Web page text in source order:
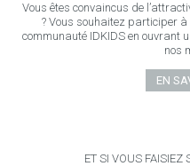
Vous êtes convaincus de
? Vous souhaitez participer à
communauté IDKIDS en ouvrant
nos
EN
ET SI VOUS FAISIEZ